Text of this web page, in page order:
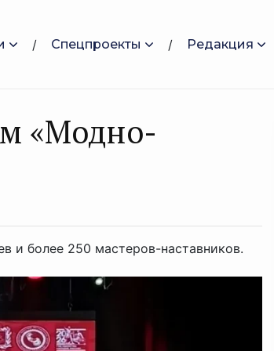
Спецпроекты Редакция
«Модно-
и более 250 мастеров-наставников.